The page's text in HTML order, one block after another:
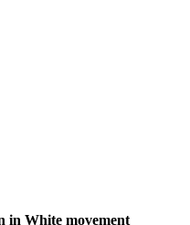
in White movement